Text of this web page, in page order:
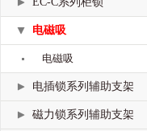
电磁吸
电磁吸
电插锁系列辅助支架
磁力锁系列辅助支架